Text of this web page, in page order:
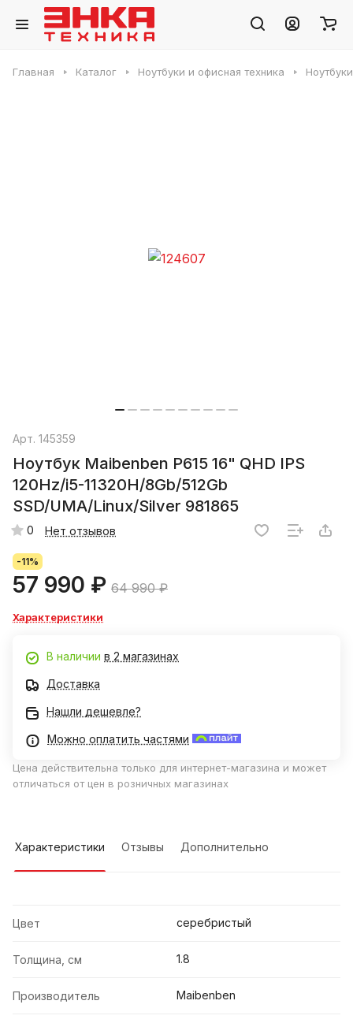
Главная Каталог Ноутбуки и офисная техника Ноутбуки
Арт. 145359
Ноутбук Maibenben P615 16" QHD IPS
120Hz/i5-11320H/8Gb/512Gb
SSD/UMA/Linux/Silver 981865
0 Нет отзывов
-11%
57 990 ₽ 64 990 ₽
Характеристики
В наличии в 2 магазинах
Доставка
Нашли дешевле?
Можно оплатить частями
Цена действительна только для интернет-магазина и может
отличаться от цен в розничных магазинах
Характеристики Отзывы Дополнительно
Цвет серебристый
Толщина, см 1.8
Производитель Maibenben